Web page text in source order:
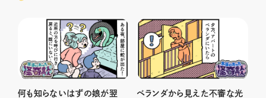
何も知らないはずの娘が翌
ベランダから見えた不審な光